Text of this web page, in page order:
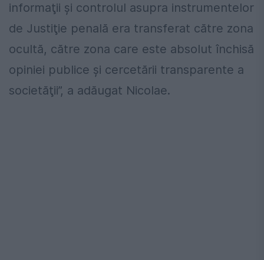
informaţii şi controlul asupra instrumentelor
de Justiţie penală era transferat către zona
ocultă, către zona care este absolut închisă
opiniei publice şi cercetării transparente a
societăţii”, a adăugat Nicolae.